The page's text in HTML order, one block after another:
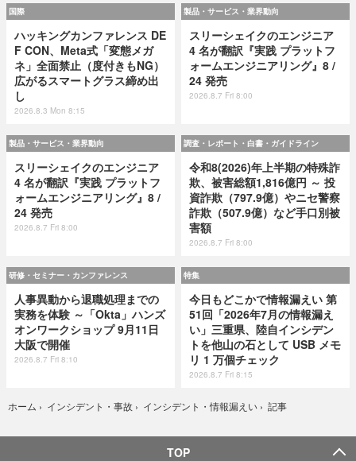
国際
ハッキングカンファレンス DE
F CON、Meta式「変態メガ
ネ」全面禁止（度付きもNG）
広がるスマートグラス締め出
し
2026.8.3 Mon 8:15
製品・サービス・業界動向
スリーシェイクのエンジニア
4 名が翻訳『実践 プラットフ
ォームエンジニアリング』8 /
24 発売
2026.8.7 Fri 8:00
製品・サービス・業界動向
スリーシェイクのエンジニア
4 名が翻訳『実践 プラットフ
ォームエンジニアリング』8 /
24 発売
2026.8.7 Fri 8:00
調査・レポート・白書・ガイドライン
令和8(2026)年上半期の特殊詐
欺、被害総額1,816億円 ～ 投
資詐欺（797.9億）やニセ警察
詐欺（507.9億）など手口別被
害額
2026.8.7 Fri 8:00
研修・セミナー・カンファレンス
人事異動から退職処理までの
実務を体験 ～「Okta」ハンズ
オンワークショップ 9月11日
大阪で開催
2026.8.7 Fri 8:10
特集
今日もどこかで情報漏えい 第
51回「2026年7月の情報漏え
い」三重県、陸自インシデン
トを他山の石として USB メモ
リ 1 万個チェック
2026.8.7 Fri 8:15
ホーム › インシデント・事故 › インシデント・情報漏えい › 記事
TOP